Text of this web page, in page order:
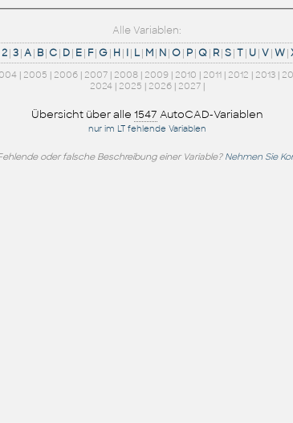
Alle Variablen:
2 |3 |A | B |C | D | E | F |G | H | I | L | M | N |O | P |Q | R |S |T | U |V |W |
| 2005 | 2006 | 2007 | 2008 | 2009 | 2010 | 2011 | 2012 | 2013 |
2024| 2025 | 2026| 2027|
Übersicht über alle 1547 AutoCAD-Variablen
nur im LT fehlende Variablen
oder falsche Beschreibung einer Variable? Nehmen Sie